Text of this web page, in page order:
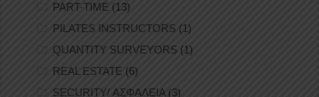
PART-TIME (13)
PILATES INSTRUCTORS (1)
QUANTITY SURVEYORS (1)
REAL ESTATE (6)
SECURITY/ ΑΣΦΑΛΕΙΑ (3)